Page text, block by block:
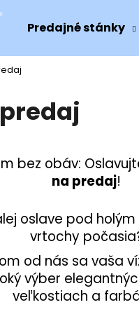
Predajné stánky
bez obáv:
na predaj!
oslave pod
vrtochy
od nás sa vaša
výber
veľkostiach a
HĽADAŤ